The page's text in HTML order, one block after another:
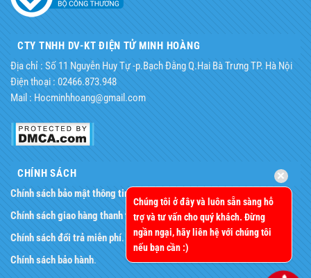
CTY TNHH DV-KT ĐIỆN TỬ MINH HOÀNG
Địa chỉ : Số 11 Nguyễn Huy Tự -p.Bạch Đằng Q.Hai Bà Trưng TP. Hà Nội
Điện thoại : 02466.873.948
Mail : Hocminhhoang@gmail.com
CHÍNH SÁCH
Chính sách bảo mật thông tin
Chính sách giao hàng thanh toán.
Chính sách đổi trả miễn phí.
Chính sách bảo hành.
Chúng tôi ở đây và luôn sẵn sàng hỗ
trợ và tư vấn cho quý khách. Đừng
ngần ngại, hãy liên hệ với chúng tôi
nếu bạn cần :)